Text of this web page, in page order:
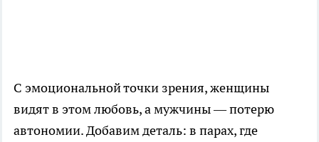
С эмоциональной точки зрения, женщины
видят в этом любовь, а мужчины — потерю
автономии. Добавим деталь: в парах, где